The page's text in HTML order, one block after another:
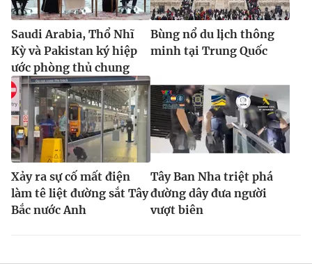
Saudi Arabia, Thổ Nhĩ
Kỳ và Pakistan ký hiệp
ước phòng thủ chung
Bùng nổ du lịch thông
minh tại Trung Quốc
Xảy ra sự cố mất điện
làm tê liệt đường sắt Tây
Bắc nước Anh
Tây Ban Nha triệt phá
đường dây đưa người
vượt biên